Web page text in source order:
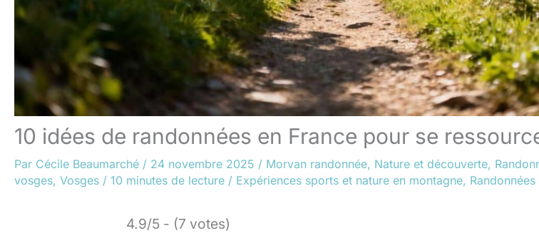
10 idées de randonnées en France pour se
Par Cécile Beaumarché / 24 novembre 2025 / Morvan randonnée, Nature et découverte,
vosges, Vosges / 10 minutes de lecture / Expériences sports et nature en montagne,
4.9/5 - (7 votes)